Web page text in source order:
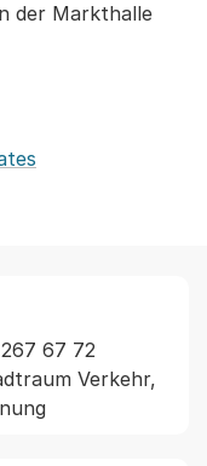
der Markthalle
67 72
Verkehr,